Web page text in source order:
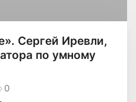
Сергей Иревли,
по умному
0